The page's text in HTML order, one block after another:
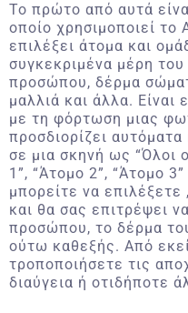
Το πρώτο από αυτά
οποίο χρησιμοποιεί το
επιλέξει άτομα και
συγκεκριμένα μέρη
προσώπου, δέρμα
μαλλιά και άλλα.
με τη φόρτωση μιας
προσδιορίζει
σε μια σκηνή ως “Όλοι
1”, “Άτομο 2”, “Άτομο
μπορείτε να
και θα σας επιτρέψει
προσώπου, το δέρμα
ούτω καθεξής. Από
τροποποιήσετε τις
διαύγεια ή οτιδήποτε